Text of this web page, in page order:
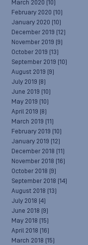
March 2020 (10)
February 2020 (10)
January 2020 (10)
December 2019 (12)
November 2019 (9)
October 2019 (13)
September 2019 (10)
August 2019 (9)
July 2019 (8)
June 2019 (10)
May 2019 (10)
April 2019 (8)
March 2019 (11)
February 2019 (10)
January 2019 (12)
December 2018 (11)
November 2018 (16)
October 2018 (9)
September 2018 (14)
August 2018 (13)
July 2018 (4)
June 2018 (9)
May 2018 (15)
April 2018 (16)
March 2018 (15)